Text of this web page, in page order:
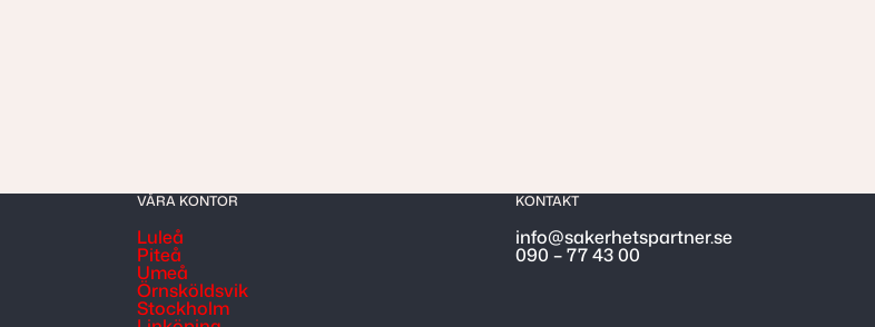
VÅRA KONTOR
Luleå
Piteå
Umeå
Örnsköldsvik
Stockholm
KONTAKT
info@sakerhetspartner.se
090 – 77 43 00